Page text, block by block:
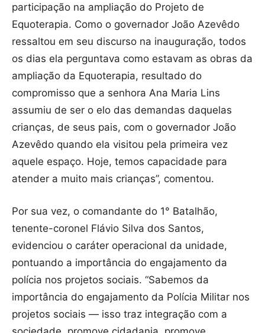
participação na ampliação do Projeto de
Equoterapia. Como o governador João Azevêdo
ressaltou em seu discurso na inauguração, todos
os dias ela perguntava como estavam as obras da
ampliação da Equoterapia, resultado do
compromisso que a senhora Ana Maria Lins
assumiu de ser o elo das demandas daquelas
crianças, de seus pais, com o governador João
Azevêdo quando ela visitou pela primeira vez
aquele espaço. Hoje, temos capacidade para
atender a muito mais crianças”, comentou.
Por sua vez, o comandante do 1° Batalhão,
tenente-coronel Flávio Silva dos Santos,
evidenciou o caráter operacional da unidade,
pontuando a importância do engajamento da
polícia nos projetos sociais. “Sabemos da
importância do engajamento da Polícia Militar nos
projetos sociais — isso traz integração com a